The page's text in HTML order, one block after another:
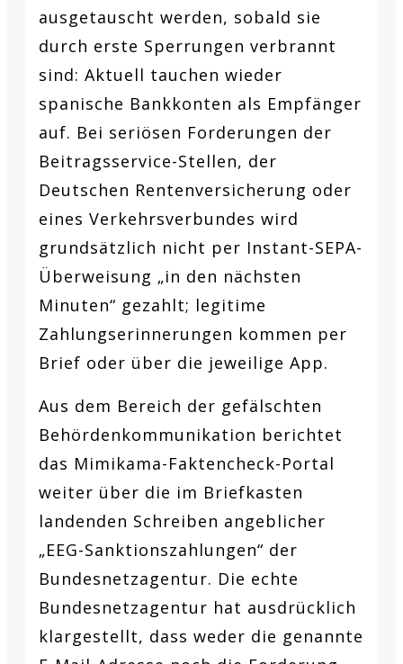
ausgetauscht werden, sobald sie
durch erste Sperrungen verbrannt
sind: Aktuell tauchen wieder
spanische Bankkonten als Empfänger
auf. Bei seriösen Forderungen der
Beitragsservice-Stellen, der
Deutschen Rentenversicherung oder
eines Verkehrsverbundes wird
grundsätzlich nicht per Instant-SEPA-
Überweisung „in den nächsten
Minuten“ gezahlt; legitime
Zahlungserinnerungen kommen per
Brief oder über die jeweilige App.
Aus dem Bereich der gefälschten
Behördenkommunikation berichtet
das Mimikama-Faktencheck-Portal
weiter über die im Briefkasten
landenden Schreiben angeblicher
„EEG-Sanktionszahlungen“ der
Bundesnetzagentur. Die echte
Bundesnetzagentur hat ausdrücklich
klargestellt, dass weder die genannte